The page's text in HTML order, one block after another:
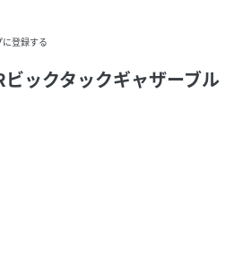
登録する
ビックタックギャザーブル